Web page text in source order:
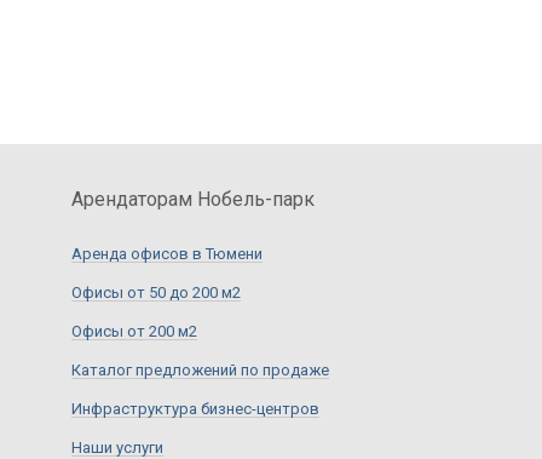
Арендаторам Нобель-парк
Аренда офисов в Тюмени
Офисы от 50 до 200 м2
Офисы от 200 м2
Каталог предложений по продаже
Инфраструктура бизнес-центров
Наши услуги